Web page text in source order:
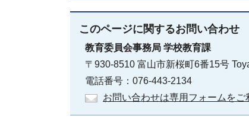
このページに関するお問い合わせ
教育委員会事務局 学校教育課
〒930-8510 富山市新桜町6番15号
電話番号：076-443-2134
お問い合わせは専用フォームをご